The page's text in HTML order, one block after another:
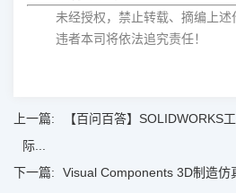
未经授权，禁止转载、摘编上述
违者本司将依法追究责任！
上一篇:
【百问百答】SOLIDWORKS
际...
下一篇:
Visual Components 3D制造仿